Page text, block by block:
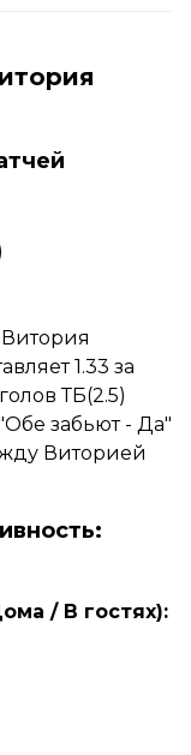
Витория
1.33 за
ТБ(2.5)
забьют - Да"
Виторией
/ В гостях):